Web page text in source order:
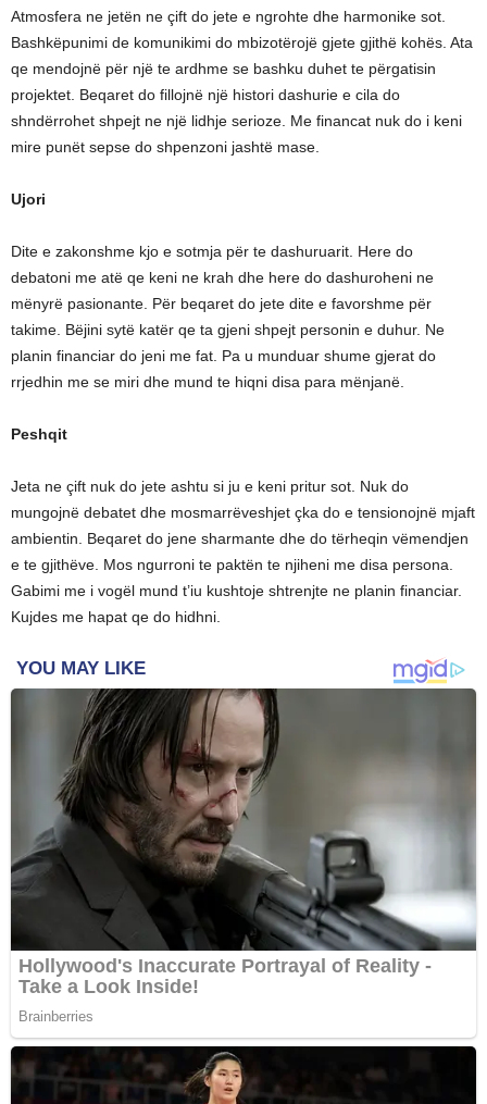
Atmosfera ne jetën ne çift do jete e ngrohte dhe harmonike sot.
Bashkëpunimi de komunikimi do mbizotërojë gjete gjithë kohës. Ata
qe mendojnë për një te ardhme se bashku duhet te përgatisin
projektet. Beqaret do fillojnë një histori dashurie e cila do
shndërrohet shpejt ne një lidhje serioze. Me financat nuk do i keni
mire punët sepse do shpenzoni jashtë mase.
Ujori
Dite e zakonshme kjo e sotmja për te dashuruarit. Here do
debatoni me atë qe keni ne krah dhe here do dashuroheni ne
mënyrë pasionante. Për beqaret do jete dite e favorshme për
takime. Bëjini sytë katër qe ta gjeni shpejt personin e duhur. Ne
planin financiar do jeni me fat. Pa u munduar shume gjerat do
rrjedhin me se miri dhe mund te hiqni disa para mënjanë.
Peshqit
Jeta ne çift nuk do jete ashtu si ju e keni pritur sot. Nuk do
mungojnë debatet dhe mosmarrëveshjet çka do e tensionojnë mjaft
ambientin. Beqaret do jene sharmante dhe do tërheqin vëmendjen
e te gjithëve. Mos ngurroni te paktën te njiheni me disa persona.
Gabimi me i vogël mund t’iu kushtoje shtrenjte ne planin financiar.
Kujdes me hapat qe do hidhni.